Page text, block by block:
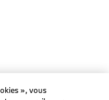
», vous